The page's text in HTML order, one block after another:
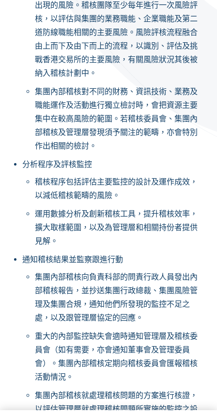
出現的風險。稽核團隊至少每年進行一次風險評
核，以評估與集團的業務職能、企業職能及第二
道防線職能相關的主要風險。風險評核流程融合
由上而下及由下而上的流程，以識別、評估及挑
戰香港交易所的主要風險，有關風險狀況其後被
納入稽核計劃中。
集團內部稽核對不同的財務、資訊技術、業務及
職能運作及活動進行獨立檢討時，會把資源主要
集中在較高風險的範圍。若稽核委員會、集團內
部稽核及管理層發現須予關注的範疇，亦會特別
作出相關的檢討。
分析程序及評核監控
稽核程序包括評估主要監控的設計及運作成效，
以減低稽核範疇的風險。
運用數據分析及創新稽核工具，提升稽核效率，
擴大取樣範圍，以及為管理層和相關持份者提供
見解。
通知稽核結果並監察跟進行動
集團內部稽核向負責科部的問責行政人員發出內
部稽核報告，並抄送集團行政總裁、集團風險管
理及集團合規，通知他們所發現的監控不足之
處，以及跟管理層協定的回應。
重大的內部監控缺失會適時通知管理層及稽核委
員會（如有需要，亦會通知董事會及管理委員
會）。集團內部稽核定期向稽核委員會匯報稽核
活動情況。
集團內部稽核就處理稽核問題的方案進行核證，
以評估管理層就處理稽核問題所實施的監控之設